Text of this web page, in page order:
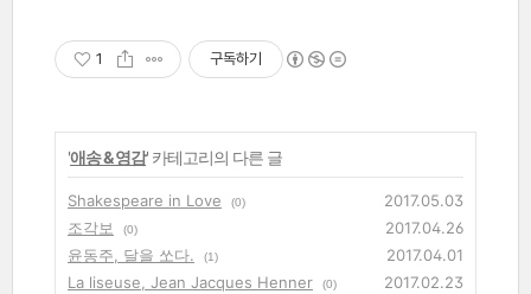
1 구독하기
'애송 & 영감' 카테고리의 다른 글
Shakespeare in Love (0)
2017.05.03
조각보
(0)
2017.04.26
윤동주, 달을 쏘다.
(1)
2017.04.01
La liseuse, Jean Jacques Henner
(0)
2017.02.23